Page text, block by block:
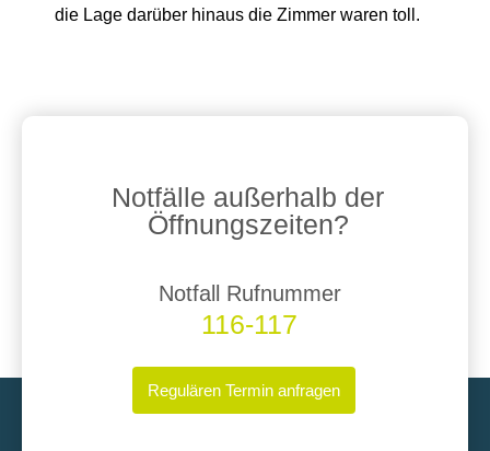
die Lage darüber hinaus die Zimmer waren toll.
Notfälle außerhalb der
Öffnungszeiten?
Notfall Rufnummer
116-117
Regulären Termin anfragen